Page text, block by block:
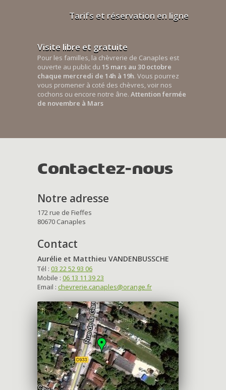
Tarifs et réservation en ligne
Visite libre et gratuite
Pour les familles, la chèvrerie de Canaples est
ouverte au public du 15 mars au 30 octobre
chaque mercredi de 14h à 19h. Vous pourrez
vous promener à coté des chèvres, voir nos
cochons ou encore notre âne. Attention fermée
de novembre à Mars
Contactez-nous
Notre adresse
172 rue de Fieffes
80670 Canaples
Contact
Aurélie et Matthieu VANDENBUSSCHE
Tél : 03 22 52 93 06
Mobile : 06 13 11 39 23
Email : chevrerie.canaples@orange.fr